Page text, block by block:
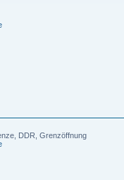
DDR, Grenzöffnung